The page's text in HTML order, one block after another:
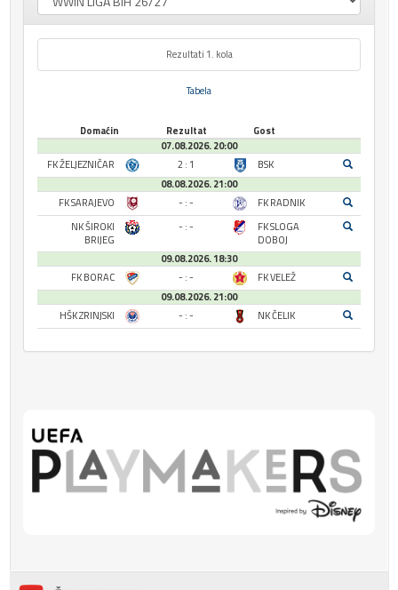
Rezultati 1. kola
Tabela
Domaćin Rezultat
Gost
07.08.2026. 20:00
FK ŽELJEZNIČAR
2 : 1
BSK
08.08.2026. 21:00
FK SARAJEVO
- : -
FK RADNIK
NK ŠIROKI
BRIJEG
- : -
FK SLOGA
DOBOJ
09.08.2026. 18:30
FK BORAC
- : -
FK VELEŽ
09.08.2026. 21:00
HŠK ZRINJSKI
- : - NK ČELIK